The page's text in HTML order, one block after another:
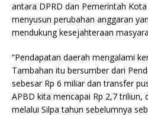
antara DPRD dan Pemerintah
menyusun perubahan anggaran
mendukung kesejahteraan
“Pendapatan daerah mengalami
Tambahan itu bersumber dari
sebesar Rp 6 miliar dan transfer
APBD kita mencapai Rp 2,7 triliun,
melalui Silpa tahun sebelumnya